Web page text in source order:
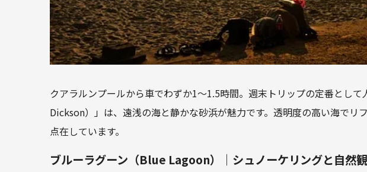
クアラルンプールから車でわずか1～1.5時間。週末トリップの定番とし
Dickson）」は、遠浅の海と静かな砂浜が魅力です。透明度の高い海でリ
点在しています。
ブルーラグーン（Blue Lagoon）｜シュノーケリングと自然